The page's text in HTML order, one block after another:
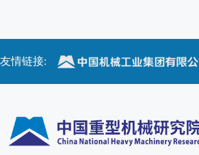
友情链接: